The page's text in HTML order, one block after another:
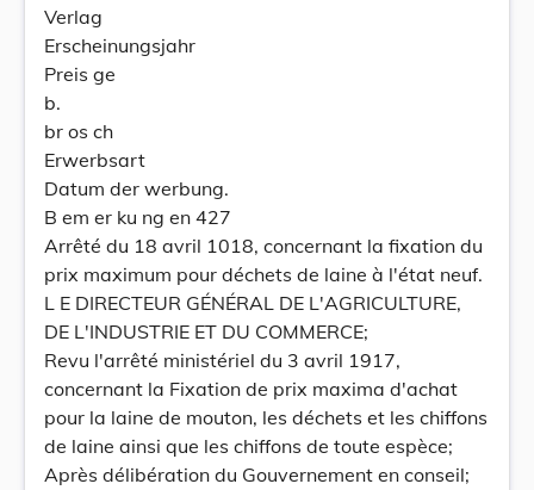
Verlag
Erscheinungsjahr
Preis ge
b.
br os ch
Erwerbsart
Datum der werbung.
B em er ku ng en 427
Arrêté du 18 avril 1018, concernant la fixation du
prix maximum pour déchets de laine à l'état neuf.
L E DIRECTEUR GÉNÉRAL DE L'AGRICULTURE,
DE L'INDUSTRIE ET DU COMMERCE;
Revu l'arrêté ministériel du 3 avril 1917,
concernant la Fixation de prix maxima d'achat
pour la laine de mouton, les déchets et les chiffons
de laine ainsi que les chiffons de toute espèce;
Après délibération du Gouvernement en conseil;